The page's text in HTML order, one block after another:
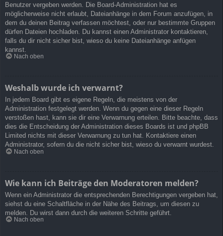
Benutzer vergeben werden. Die Board-Administration hat es
möglicherweise nicht erlaubt, Dateianhänge in dem Forum anzufügen, in
dem du deinen Beitrag verfassen möchtest, oder nur bestimmte Gruppen
dürfen Dateien hochladen. Du kannst einen Administrator kontaktieren,
falls du dir nicht sicher bist, wieso du keine Dateianhänge anfügen
kannst.
Nach oben
Weshalb wurde ich verwarnt?
In jedem Board gibt es eigene Regeln, die meistens von der
Administration festgelegt werden. Wenn du gegen eine dieser Regeln
verstoßen hast, kann sie dir eine Verwarnung erteilen. Bitte beachte, dass
dies die Entscheidung der Administration dieses Boards ist und phpBB
Limited nichts mit dieser Verwarnung zu tun hat. Kontaktiere einen
Administrator, sofern du die nicht sicher bist, wieso du verwarnt wurdest.
Nach oben
Wie kann ich Beiträge den Moderatoren melden?
Wenn ein Administrator die entsprechenden Berechtigungen vergeben hat,
siehst du eine Schaltfläche in der Nähe des Beitrags, um diesen zu
melden. Du wirst dann durch die weiteren Schritte geführt.
Nach oben